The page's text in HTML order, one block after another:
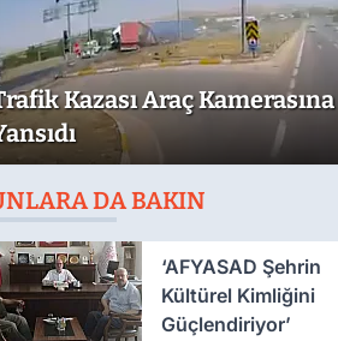
Kazası Araç Kamerasına
DA BAKIN
‘AFYASAD Şehrin
Kültürel Kimliğini
Güçlendiriyor’